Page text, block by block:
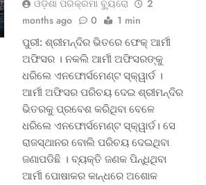
ଓଡ଼ିଶା ପରିକ୍ରମା ବ୍ୟୁରୋ
2
months ago
0 1 min
ପୁରୀ: ଶ୍ରୀମନ୍ଦିର ଭିତରେ ଫେକ୍ ଆର୍ମୀ
ଅଫିସର । ନକଲି ଆର୍ମୀ ଅଫିସରଙ୍କୁ
ଧରିଲେ ଏନଫୋର୍ସମେଣ୍ଟ ସ୍କ୍ୱାର୍ଡ ।
ଆର୍ମୀ ଅଫିସର ପରିଚୟ ଦେଇ ଶ୍ରୀମନ୍ଦିର
ଭିତରକୁ ପ୍ରବେଶ କରିଥିବା ବେଳେ
ଧରିଲେ ଏନଫୋର୍ସମେଣ୍ଟ ସ୍କ୍ୱାର୍ଡ। ସେ
ରାଜସ୍ଥାନର ବୋଲି ପରିଚୟ ଦେଇଥିବା
ଜଣାପଡିଛି । ବ୍ୟକ୍ତି ଜଣକ ପିନ୍ଧିଥିବା
ଆର୍ମୀ ପୋଷାକର କାନ୍ଧରେ ଅଶୋକ